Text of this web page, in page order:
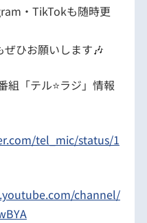
・TikTokも随時更
ひお願いします🎶
組「テル⭐️ラジ」情報
tel_mic/status/1
channel/